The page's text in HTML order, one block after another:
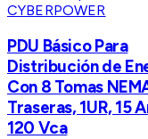
CYBERPOWER
PDU Básico Para
Distribución de
Con 8 Tomas
Traseras, 1UR, 15
120 Vca